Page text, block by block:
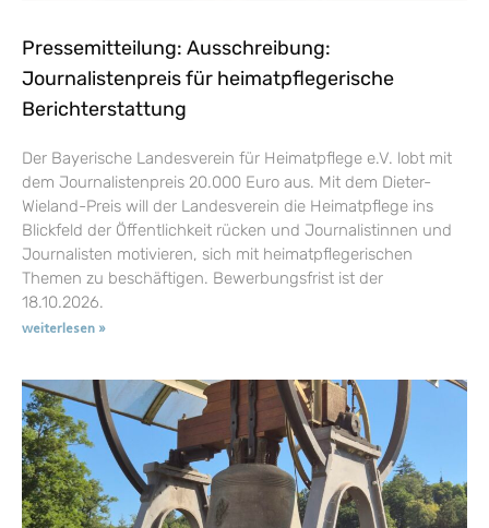
Pressemitteilung: Ausschreibung:
Journalistenpreis für heimatpflegerische
Berichterstattung
Der Bayerische Landesverein für Heimatpflege e.V. lobt mit
dem Journalistenpreis 20.000 Euro aus. Mit dem Dieter-
Wieland-Preis will der Landesverein die Heimatpflege ins
Blickfeld der Öffentlichkeit rücken und Journalistinnen und
Journalisten motivieren, sich mit heimatpflegerischen
Themen zu beschäftigen. Bewerbungsfrist ist der
18.10.2026.
weiterlesen »